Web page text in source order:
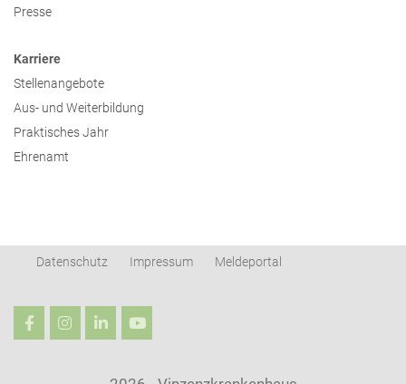
Presse
Karriere
Stellenangebote
Aus- und Weiterbildung
Praktisches Jahr
Ehrenamt
Datenschutz Impressum Meldeportal